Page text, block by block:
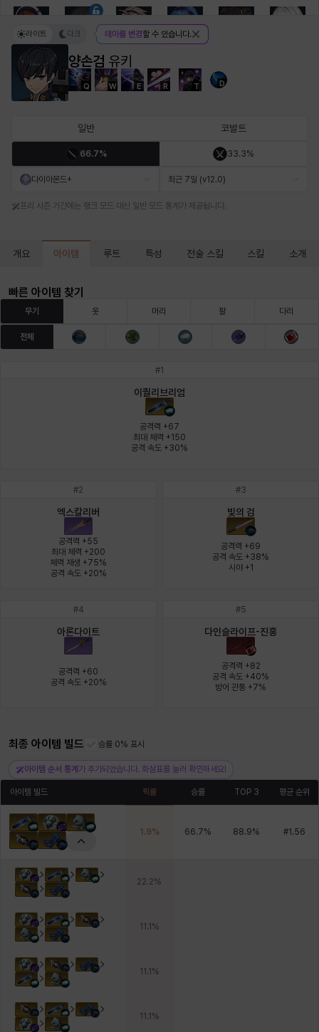
레온 루크 르노어
바바라 버니스 블레어
아야 아이솔 아이작 알렉스 알론소 얀
에키온 엘레나
이안 재키
카밀로
크레이버 타지아 테오도르
피올로
양손검 유키
Q W E R T D
라이트 다크 테마를 변경할 수 있습니다.
일반 코발트
66.7% 33.3%
다이아몬드+ 최근 7일 (v12.0)
프리 시즌 기간에는 랭크 모드 대신 일반 모드 통계가 제공됩니다.
개요 아이템 루트 특성 전술 스킬 스킬 소개
빠른 아이템 찾기
무기 옷 머리 팔 다리
전체
#1
이퀄리브리엄
공격력 +67
최대 체력 +150
공격 속도 +30%
#2
엑스칼리버
공격력 +55
최대 체력 +200
체력 재생 +75%
공격 속도 +20%
#3
빛의 검
공격력 +69
공격 속도 +38%
시야 +1
#4
아론다이트
공격력 +60
공격 속도 +20%
#5
다인슬라이프-진홍
공격력 +82
공격 속도 +40%
방어 관통 +7%
최종 아이템 빌드 승률 0% 표시
아이템 순서 통계 가 추가되었습니다. 화살표를 눌러 확인하세요!
아이템 빌드 픽률 승률 TOP 3 평균 순위
1.9% 66.7% 88.9% #1.56
22.2%
11.1 %
11.1 %
11.1 %